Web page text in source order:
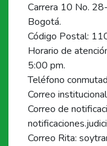
Carrera 10 No.
Bogotá.
Código Postal:
Horario de
5:00 pm.
Teléfono
Correo
Correo de
Correo Rita: